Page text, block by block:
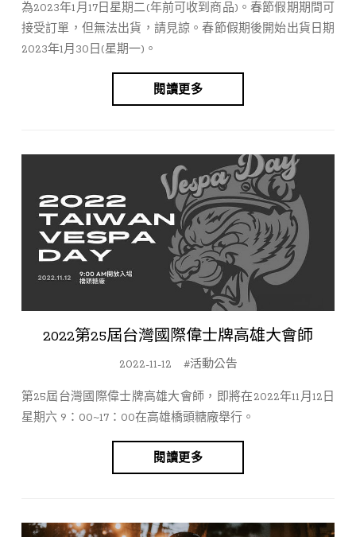
為2023年1月17日星期二(年前可收到商品)。春節假期期間可
接受訂單，但無法出貨，請見諒。春節假期後開始出貨日期
2023年1月30日(星期一)。
閱讀更多
2022第25屆台灣國際偉士牌高雄大會師
2022-11-12 #活動公告
第25屆台灣國際偉士牌高雄大會師，即將在2022年11月12日
星期六 9：00~17：00在高雄橋頭糖廠舉行。
閱讀更多